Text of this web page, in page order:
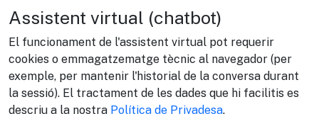
Assistent virtual (chatbot)
El funcionament de l'assistent virtual pot requerir
cookies o emmagatzematge tècnic al navegador (per
exemple, per mantenir l'historial de la conversa durant
la sessió). El tractament de les dades que hi facilitis es
descriu a la nostra Política de Privadesa.